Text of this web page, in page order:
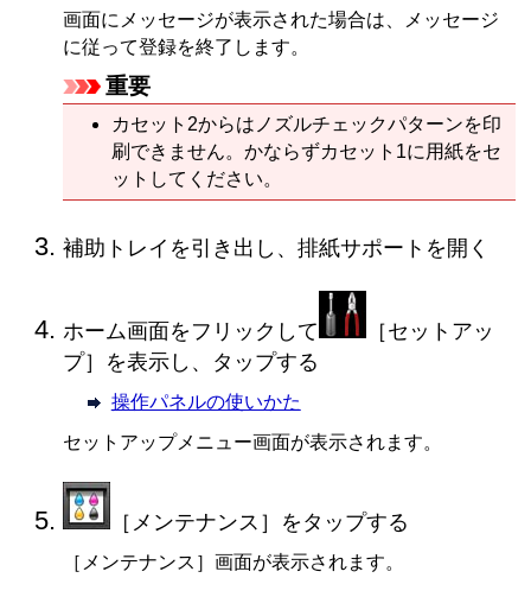
画面にメッセージが表示された場合は、メッセージ
に従って登録を終了します。
重要
カセット2からはノズルチェックパターンを印
刷できません。かならずカセット1に用紙をセ
ットしてください。
補助トレイ を引き出し、排紙サポート を開く
ホーム画面をフリックして ［セットアッ
プ］を表示し、タップする
操作パネルの使いかた
セットアップメニュー画面が表示されます。
［ メンテナンス ］をタップする
［ メンテナンス ］画面が表示されます。